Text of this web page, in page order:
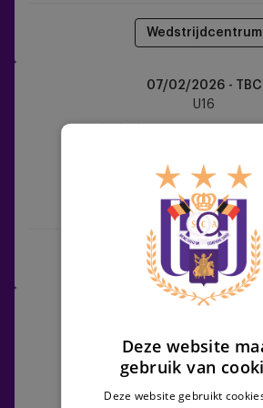
Wedstrijdcentrum
07/02/2026 - TBC
U16
Wedstrijdcentrum
Deze website
gebruik van
Deze website gebruikt